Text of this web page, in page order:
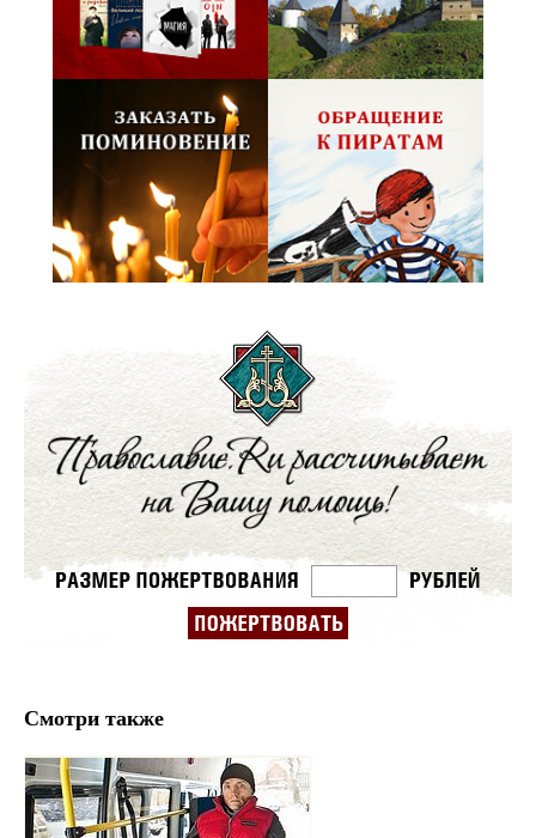
Смотри также